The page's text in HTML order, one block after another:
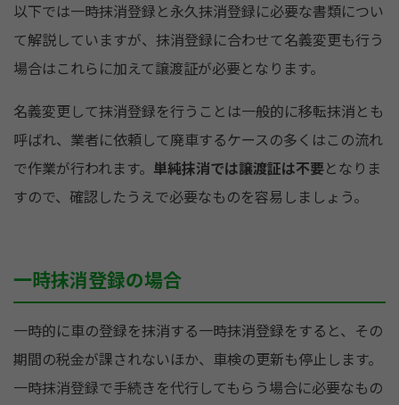
以下では一時抹消登録と永久抹消登録に必要な書類につい
て解説していますが、抹消登録に合わせて名義変更も行う
場合はこれらに加えて譲渡証が必要となります。
名義変更して抹消登録を行うことは一般的に移転抹消とも
呼ばれ、業者に依頼して廃車するケースの多くはこの流れ
で作業が行われます。 単純抹消では譲渡証は不要となりま
すので、確認したうえで必要なものを容易しましょう。
一時抹消登録の場合
一時的に車の登録を抹消する一時抹消登録をすると、その
期間の税金が課されないほか、車検の更新も停止します。
一時抹消登録で手続きを代行してもらう場合に必要なもの